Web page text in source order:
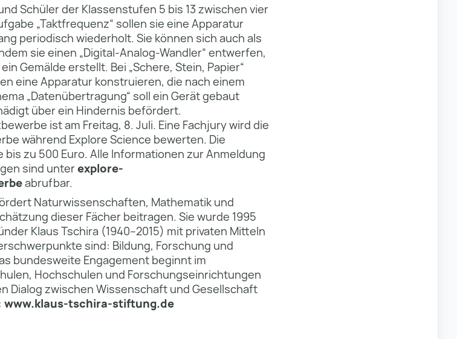
Schüler der Klassenstufen 5 bis 13 zwischen vier
„Taktfrequenz“ sollen sie eine Apparatur
periodisch wiederholt. Sie können sich auch als
sie einen „Digital-Analog-Wandler“ entwerfen,
Gemälde erstellt. Bei „Schere, Stein, Papier“
eine Apparatur konstruieren, die nach einem
„Datenübertragung“ soll ein Gerät gebaut
über ein Hindernis befördert.
ist am Freitag, 8. Juli. Eine Fachjury wird die
während Explore Science bewerten. Die
zu 500 Euro. Alle Informationen zur Anmeldung
sind unterexplore-
abrufbar.
Naturwissenschaften, Mathematik und
dieser Fächer beitragen. Sie wurde 1995
Klaus Tschira (1940–2015) mit privaten Mitteln
sind: Bildung, Forschung und
bundesweite Engagement beginnt im
Hochschulen und Forschungseinrichtungen
Dialog zwischen Wissenschaft und Gesellschaft
www.klaus-tschira-stiftung.de